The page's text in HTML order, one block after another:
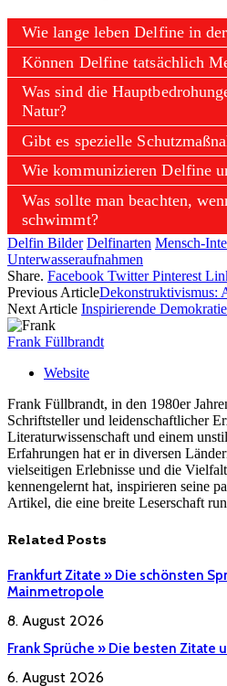
Wie lange leben Delfine in
Können Delfine tatsächlich
Was sind die
Natur?
Gibt es spezielle
Wie kommunizieren Delfine
Was sollte man beachten,
schwimmt?
Delfin Bilder Delfinarten Mensch-
Unterwasseraufnahmen
Share. Facebook Twitter Pinterest
Previous ArticleDekonstruktivismus:
Next Article Inspirierende
Frank Füllbrandt
Website
Frank Füllbrandt, in den 1980er
Schriftsteller und leidenschaftlicher
Literaturwissenschaft und einem
Erfahrungen hat er in diversen
vielseitigen Erlebnisse und die
kennengelernt hat, inspirieren seine
Artikel, die eine breite Leserschaft
Related Posts
Frankfurt Zitate » Die schönsten
Mainmetropole
8. August 2026
Frank Sprüche » Die besten Zitate
6. August 2026